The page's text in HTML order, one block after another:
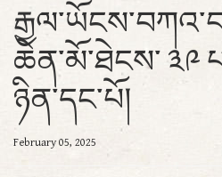
ཆེན་མོ་ཐེངས་ ༣༩
ཉིན་དང་པོ།
February 05, 2025